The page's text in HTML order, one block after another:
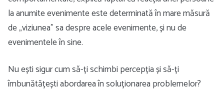
la anumite evenimente este determinată în mare măsură
de „viziunea” sa despre acele evenimente, și nu de
evenimentele în sine.
Nu ești sigur cum să-ți schimbi percepția și să-ți
îmbunătățești abordarea în soluționarea problemelor?